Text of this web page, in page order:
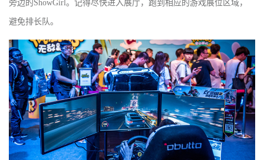
旁边的ShowGirl。记得尽快进入展厅，跑到相应的游戏展位区域，
避免排长队。